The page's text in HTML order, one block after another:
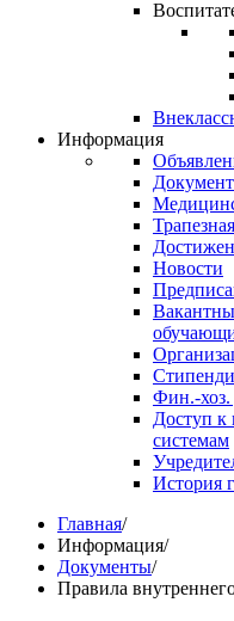
Информация
Трапезная
Новости
Фин.-хоз.
Доступ
системам
История
Главная/
Информация/
Документы/
Правила